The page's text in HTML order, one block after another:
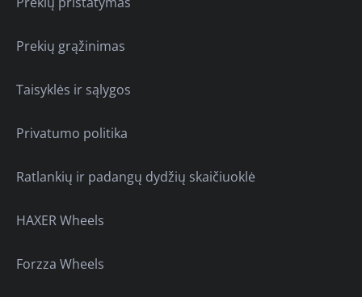
Prekių grąžinimas
Taisyklės ir sąlygos
Privatumo politika
Ratlankių ir padangų dydžių skaičiuoklė
HAXER Wheels
Forzza Wheels